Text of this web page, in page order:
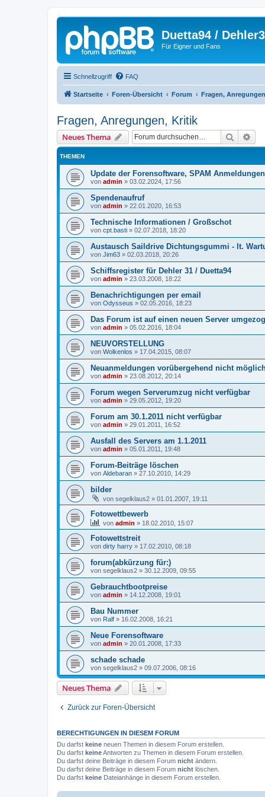
Duetta94 /
Für Eigner und Fans
Schnellzugriff FAQ
Startseite Foren-Übersicht Forum Fragen,
Fragen, Anregungen, Kritik
Neues Thema Suche
THEMEN
Update der Forensoftware, SPAM Anmeldungen
von admin » 03.02.2024, 17:56
Spendenaufruf
von admin » 22.01.2020, 16:53
Technische Informationen / Großschot
von cpt.basti » 02.07.2018, 18:20
Austausch Saildrive Dichtungsgummi - lt.
von Jim63 » 02.03.2018, 20:26
Schiffsregister für Dehler 31 / Duetta94
von admin » 23.03.2008, 18:22
Benachrichtigungen per email
von Odysseus » 02.05.2016, 18:23
Das Forum ist auf einen neuen Server
von admin » 05.02.2016, 18:04
NEUVORSTELLUNG
von Wolkenlos » 17.04.2015, 08:07
Neuanmeldungen vorübergehend nicht
von admin » 23.08.2012, 20:14
Forum wegen Serverumzug nicht verfügbar
von admin » 29.05.2012, 19:20
Forum am 30.1.2011 nicht verfügbar
von admin » 29.01.2011, 16:52
Ausfall des Servers am 1.1.2011
von admin » 05.01.2011, 19:48
Forum-Beiträge löschen
von Aldebaran » 27.10.2010, 14:29
bilder
von segelklaus2 » 01.01.2007, 19:11
Fotowettbewerb
von admin » 18.02.2010, 15:07
Fotowettstreit
von dirty harry » 17.02.2010, 08:18
forum(abkürzung für:)
von segelklaus2 » 30.12.2009, 09:55
Gebrauchtbootpreise
von admin » 14.12.2008, 19:01
Bau Nummer
von Ralf » 16.02.2008, 16:21
Neue Forensoftware
von admin » 20.01.2008, 17:33
schade schade
von segelklaus2 » 09.07.2006, 08:16
Neues Thema
Zurück zur Foren-Übersicht
BERECHTIGUNGEN IN DIESEM FORUM
Du darfst keine neuen Themen in diesem Forum erstellen.
Du darfst keineAntworten zu Themen in diesem Forum erstellen.
Du darfst deine Beiträge in diesem Forum nicht ändern.
Du darfst deine Beiträge in diesem Forum nicht löschen.
Du darfst keine Dateianhänge in diesem Forum erstellen.